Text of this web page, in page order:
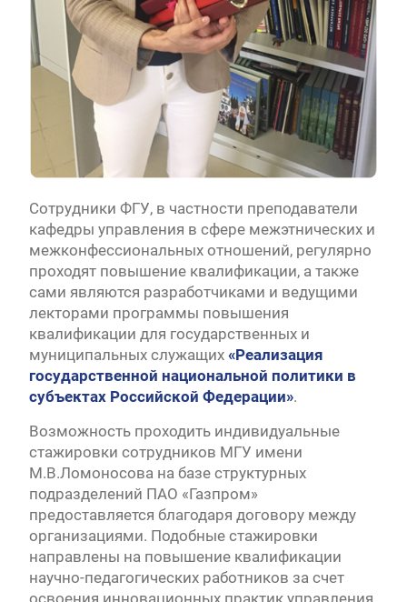
Сотрудники ФГУ, в частности преподаватели
кафедры управления в сфере межэтнических и
межконфессиональных отношений, регулярно
проходят повышение квалификации, а также
сами являются разработчиками и ведущими
лекторами программы повышения
квалификации для государственных и
муниципальных служащих «Реализация
государственной национальной политики в
субъектах Российской Федерации».
Возможность проходить индивидуальные
стажировки сотрудников МГУ имени
М.В.Ломоносова на базе структурных
подразделений ПАО «Газпром»
предоставляется благодаря договору между
организациями. Подобные стажировки
направлены на повышение квалификации
научно-педагогических работников за счет
освоения инновационных практик управления,